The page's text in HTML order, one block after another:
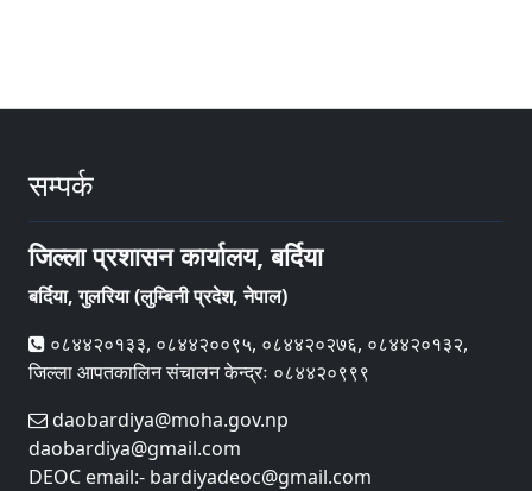
सम्पर्क
जिल्ला प्रशासन कार्यालय, बर्दिया
बर्दिया, गुलरिया (लुम्बिनी प्रदेश, नेपाल)
०८४४२०१३३, ०८४४२००९५, ०८४४२०२७६, ०८४४२०१३२,
जिल्ला आपतकालिन संचालन केन्द्रः ०८४४२०९९९
daobardiya@moha.gov.np
daobardiya@gmail.com
DEOC email:- bardiyadeoc@gmail.com